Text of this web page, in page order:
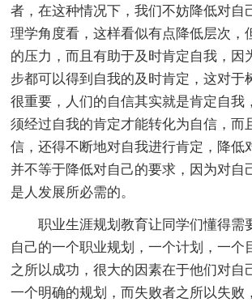
者，在这种情况下，我们不妨降低对自
理学角度看，这样看似有点降低层次，
的压力，而且有助于及时肯定自我，因
步都可以得到自我的及时肯定，这对于
很重要，人们的自信其实就是肯定自我
须经过自我的肯定才能转化为自信，而
信，还得不断地对自我进行肯定，降低
并不等于降低对自己的要求，因为对自
是人发展所必需的。
职业生涯规划教育让同学们懂得需
自己的一个职业规划，一个计划，一个
之所以成功，很大的因素在于他们对自
一个明确的规划，而失败者之所以失败